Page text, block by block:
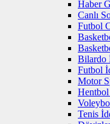
Haber
Canlı
Futbol
Bilardo
Futbol
Motor
Hentbol
Tenis